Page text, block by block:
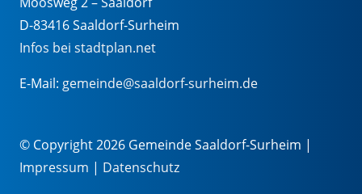
D-83416 Saaldorf-Surheim
Infos bei stadtplan.net
E-Mail: gemeinde@saaldorf-surheim.de
© Copyright 2026 Gemeinde Saaldorf-Surheim |
Impressum | Datenschutz